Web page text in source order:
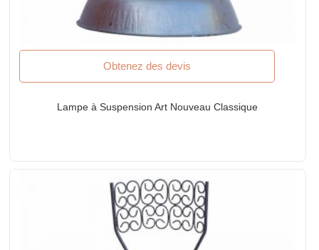
Obtenez des devis
Lampe à Suspension Art Nouveau Classique